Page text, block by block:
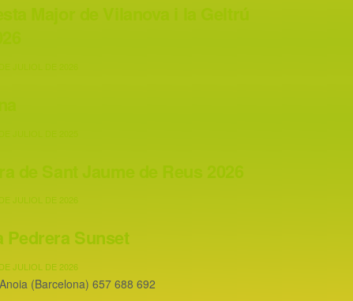
JULIOL DE 2026
Pedrera Sunset
JULIOL DE 2026
(Barcelona) 657 688 692